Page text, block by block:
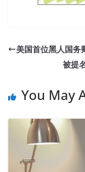
美国首位黑人国务
被提
You May